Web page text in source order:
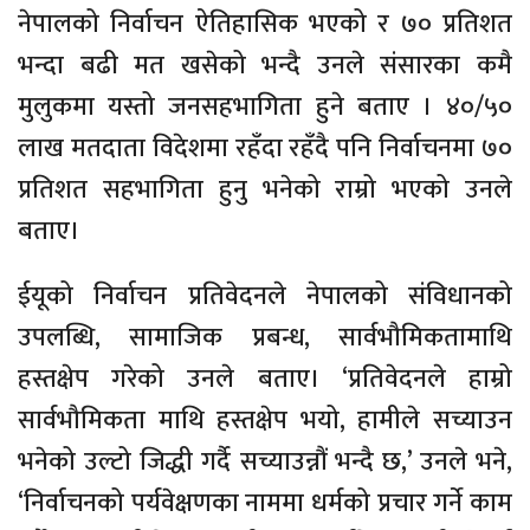
नेपालको निर्वाचन ऐतिहासिक भएको र ७० प्रतिशत
भन्दा बढी मत खसेको भन्दै उनले संसारका कमै
मुलुकमा यस्तो जनसहभागिता हुने बताए । ४०/५०
लाख मतदाता विदेशमा रहँदा रहँदै पनि निर्वाचनमा ७०
प्रतिशत सहभागिता हुनु भनेको राम्रो भएको उनले
बताए।
ईयूको निर्वाचन प्रतिवेदनले नेपालको संविधानको
उपलब्धि, सामाजिक प्रबन्ध, सार्वभौमिकतामाथि
हस्तक्षेप गरेको उनले बताए। ‘प्रतिवेदनले हाम्रो
सार्वभौमिकता माथि हस्तक्षेप भयो, हामीले सच्याउन
भनेको उल्टो जिद्धी गर्दै सच्याउन्नौं भन्दै छ,’ उनले भने,
‘निर्वाचनको पर्यवेक्षणका नाममा धर्मको प्रचार गर्ने काम